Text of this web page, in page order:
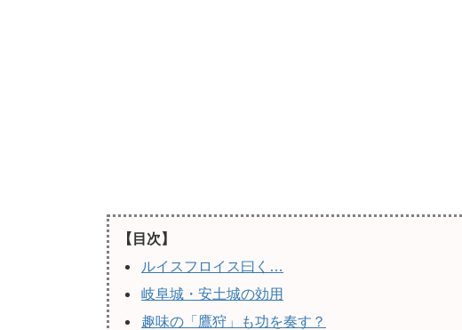
【目次】
ルイスフロイス曰く…
岐阜城・安土城の効用
趣味の「鷹狩」も功を奏す？